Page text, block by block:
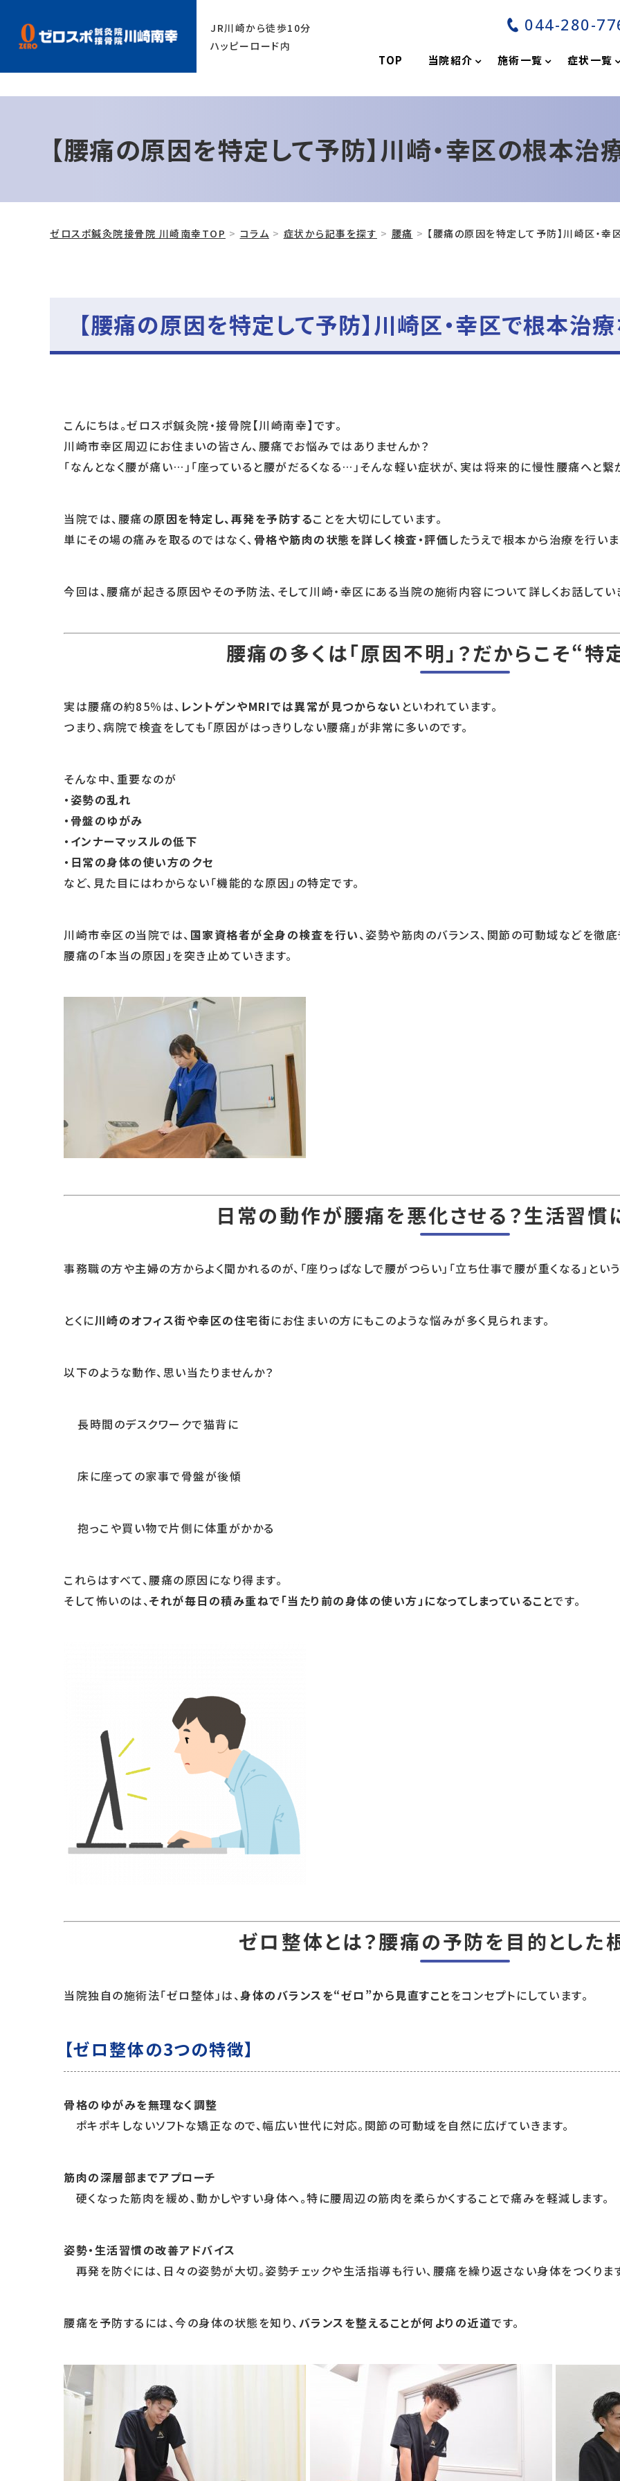
JR川崎から徒歩10分
ハッピーロード内
044-280-
TOP 当院紹介 施術一覧 症状一覧
【腰痛の原因を特定して予防】川崎・幸区の根本治
ゼロスポ鍼灸院接骨院 川崎南幸TOP コラム 症状から記事を探す 腰痛 【腰痛の原因を特定して予防】川崎区・
【腰痛の原因を特定して予防】川崎区・幸区で根本治
こんにちは。ゼロスポ鍼灸院・接骨院【川崎南幸】です。
川崎市幸区周辺にお住まいの皆さん、腰痛でお悩みではありませんか？
「なんとなく腰が痛い…」「座っていると腰がだるくなる…」そんな軽い症状が、実は将来的に慢性腰痛へと繋
当院では、腰痛の原因を特定し、再発を予防することを大切にしています。
単にその場の痛みを取るのではなく、 骨格や筋肉の状態を詳しく検査・評価したうえで根本から治療を行いま
今回は、腰痛が起きる原因やその予防法、そして川崎・幸区にある当院の施術内容について詳しくお話してい
腰痛の多くは「原因不明」？だからこそ“
実は腰痛の約85％は、 レントゲンやMRIでは異常が見つからない といわれています。
つまり、病院で検査をしても「原因がはっきりしない腰痛」が非常に多いのです。
そんな中、重要なのが
・姿勢の乱れ
・骨盤のゆがみ
・インナーマッスルの低下
・日常の身体の使い方のクセ
など、見た目にはわからない「機能的な原因」の特定です。
川崎市幸区の当院では、 国家資格者が全身の検査を行い、姿勢や筋肉のバランス、関節の可動域などを徹底
腰痛の「本当の原因」を突き止めていきます。
日常の動作が腰痛を悪化させる？生活習慣
事務職の方や主婦の方からよく聞かれるのが、「座りっぱなしで腰がつらい」「立ち仕事で腰が重くなる」とい
とくに川崎のオフィス街や幸区の住宅街にお住まいの方にもこのような悩みが多く見られます。
以下のような動作、思い当たりませんか？
長時間のデスクワークで猫背に
床に座っての家事で骨盤が後傾
抱っこや買い物で片側に体重がかかる
これらはすべて、腰痛の原因になり得ます。
そして怖いのは、それが毎日の積み重ねで「当たり前の身体の使い方」になってしまっていることです。
ゼロ整体とは？腰痛の予防を目的とした
当院独自の施術法「ゼロ整体」は、身体のバランスを“ゼロ”から見直すことをコンセプトにしています。
【ゼロ整体の3つの特徴】
骨格のゆがみを無理なく調整
ポキポキしないソフトな矯正なので、幅広い世代に対応。関節の可動域を自然に広げていきます。
筋肉の深層部までアプローチ
硬くなった筋肉を緩め、動かしやすい身体へ。特に腰周辺の筋肉を柔らかくすることで痛みを軽減します。
姿勢・生活習慣の改善アドバイス
再発を防ぐには、日々の姿勢が大切。姿勢チェックや生活指導も行い、腰痛を繰り返さない身体をつくりま
腰痛を予防するには、今の身体の状態を知り、 バランスを整えることが何よりの近道です。